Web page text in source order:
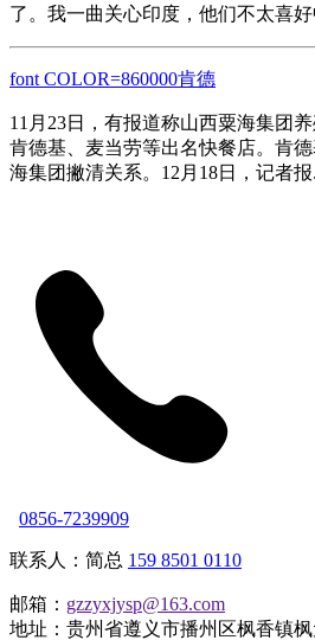
了。我一曲关心印度，他们不太喜好
font COLOR=860000肯德
11月23日，有报道称山西粟海集团
肯德基、麦当劳等出名快餐店。肯
海集团撇清关系。12月18日，记者报
0856-7239909
联系人：简总 159 8501 0110
邮箱： gzzyxjysp@163.com
地址：贵州省遵义市播州区枫香镇